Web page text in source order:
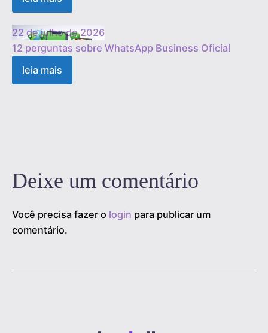
22 de julho de 2026
12 perguntas sobre WhatsApp Business Oficial
leia mais
Deixe um comentário
Você precisa fazer o login para publicar um
comentário.